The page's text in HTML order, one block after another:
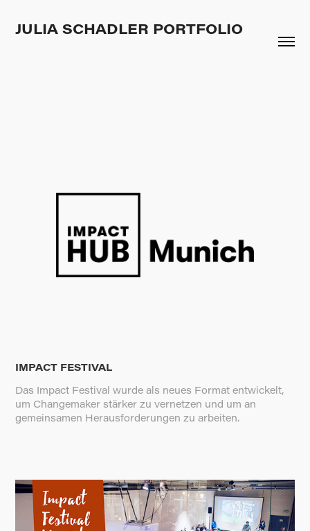
JULIA SCHADLER PORTFOLIO
IMPACT FESTIVAL
Das Impact Festival wurde als neues Format entwickelt,
um Changemaker stärker zu vernetzen und um an
gemeinsamen Herausforderungen zu arbeiten.